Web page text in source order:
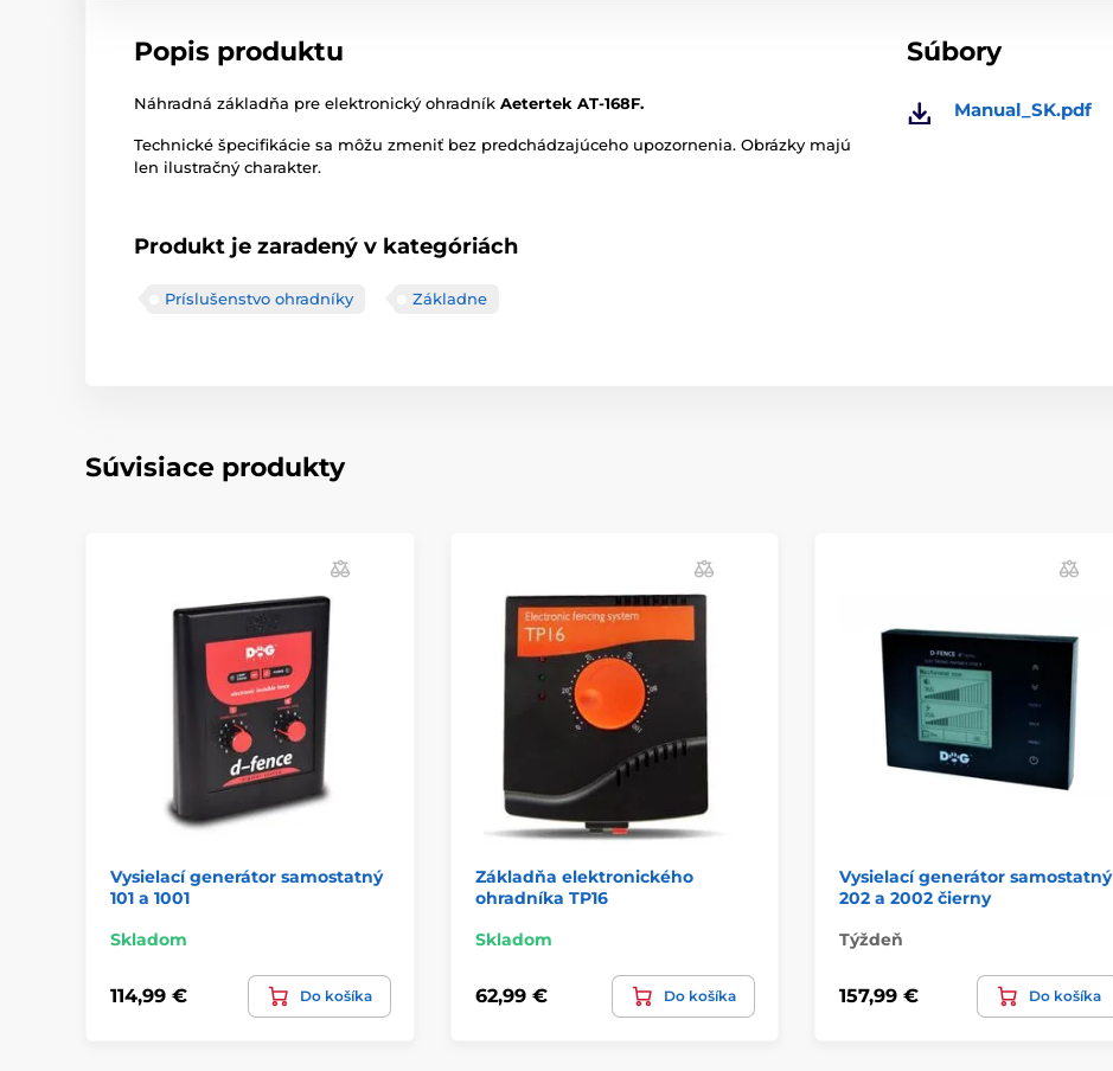
Popis produktu
Náhradná základňa pre elektronický ohradník Aetertek AT-168F.
Technické špecifikácie sa môžu zmeniť bez predchádzajúceho upozornenia. Obrázky majú
len ilustračný charakter.
Produkt je zaradený v kategóriách
Príslušenstvo ohradníky Základne
Súbory
Manual_SK.pdf
Súvisiace produkty
Vysielací generátor samostatný
101 a 1001
Skladom
114,99 € Do košíka
Základňa elektronického
ohradníka TP16
Skladom
62,99 € Do košíka
Vysielací generátor samostatný
202 a 2002 čierny
Týždeň
157,99 € Do košíka